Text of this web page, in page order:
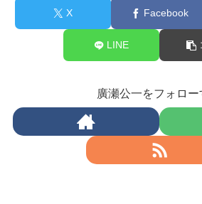
X Facebook
LINE
廣瀬公一をフォロー